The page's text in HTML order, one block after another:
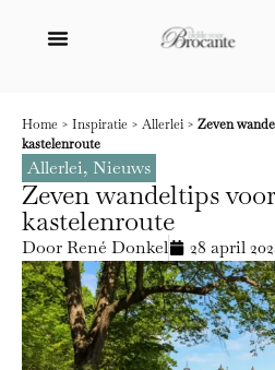
Home > Inspiratie > Allerlei > Zeven
kastelenroute
Allerlei, Nieuws
Zeven wandeltips
kastelenroute
DoorRené Donkel 28 april